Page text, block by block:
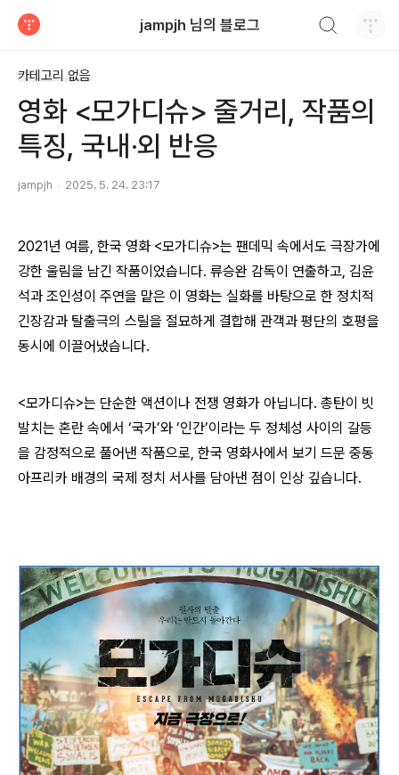
jampjh 님의 블로그
카테고리 없음
영화 <모가디슈> 줄거리, 작품의
특징, 국내·외 반응
jampjh 2025. 5. 24. 23:17
2021년 여름, 한국 영화 <모가디슈>는 팬데믹 속에서도 극장가에
강한 울림을 남긴 작품이었습니다. 류승완 감독이 연출하고, 김윤
석과 조인성이 주연을 맡은 이 영화는 실화를 바탕으로 한 정치적
긴장감과 탈출극의 스릴을 절묘하게 결합해 관객과 평단의 호평을
동시에 이끌어냈습니다.
<모가디슈>는 단순한 액션이나 전쟁 영화가 아닙니다. 총탄이 빗
발치는 혼란 속에서 ‘국가’와 ‘인간’이라는 두 정체성 사이의 갈등
을 감정적으로 풀어낸 작품으로, 한국 영화사에서 보기 드문 중동
아프리카 배경의 국제 정치 서사를 담아낸 점이 인상 깊습니다.